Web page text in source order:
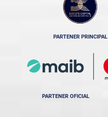
PARTENER PRINCIPAL
PARTENER OFICIAL